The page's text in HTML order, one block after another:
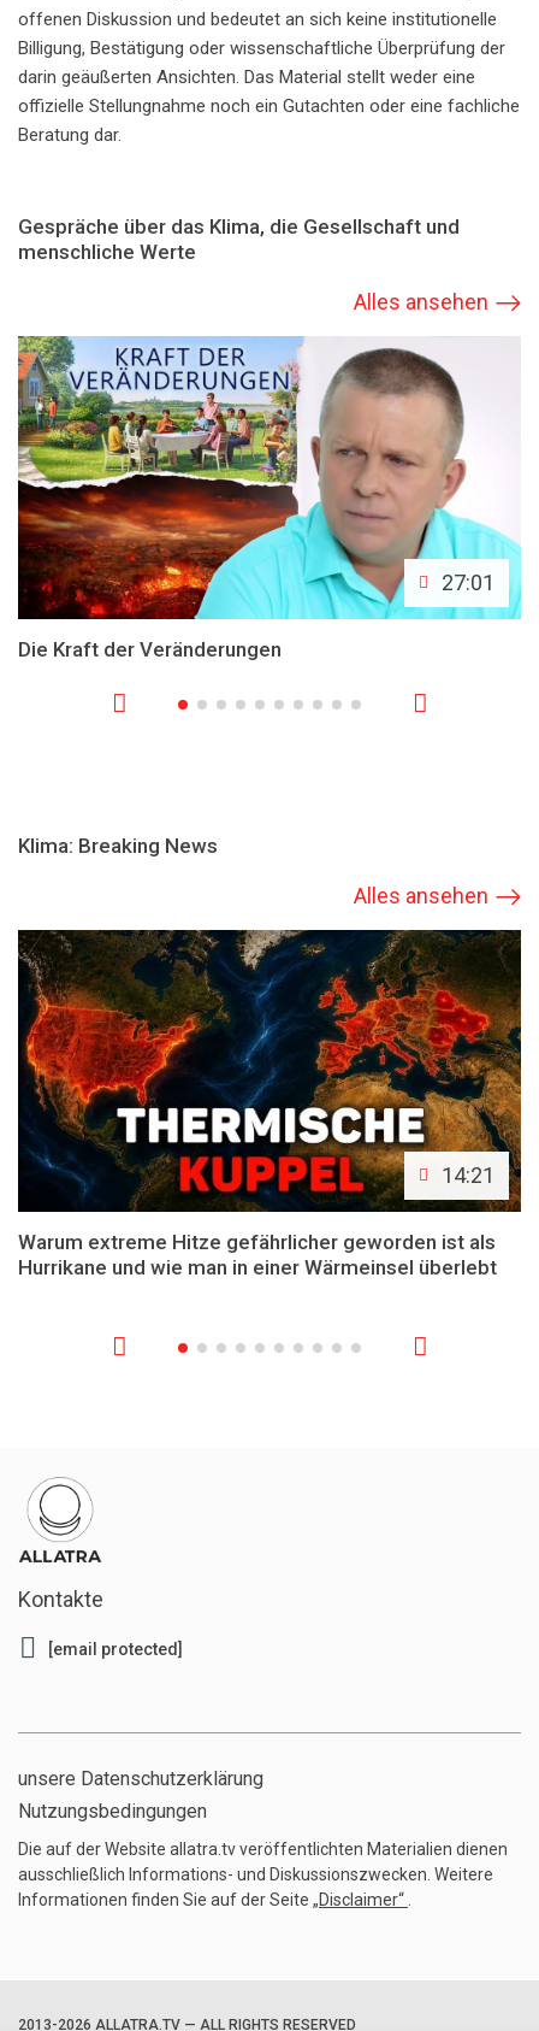
offenen Diskussion und bedeutet an sich keine institutionelle
Billigung, Bestätigung oder wissenschaftliche Überprüfung der
darin geäußerten Ansichten. Das Material stellt weder eine
offizielle Stellungnahme noch ein Gutachten oder eine fachliche
Beratung dar.
Gespräche über das Klima, die Gesellschaft und
menschliche Werte
Alles ansehen
27:01
Die Kraft der Veränderungen
Klima: Breaking News
Alles ansehen
14:21
Warum extreme Hitze gefährlicher geworden ist als
Hurrikane und wie man in einer Wärmeinsel überlebt
Kontakte
[email protected]
unsere Datenschutzerklärung
Nutzungsbedingungen
Die auf der Website allatra.tv veröffentlichten Materialien dienen
ausschließlich Informations- und Diskussionszwecken. Weitere
Informationen finden Sie auf der Seite „Disclaimer“
2013-2026 ALLATRA.TV — ALL RIGHTS RESERVED